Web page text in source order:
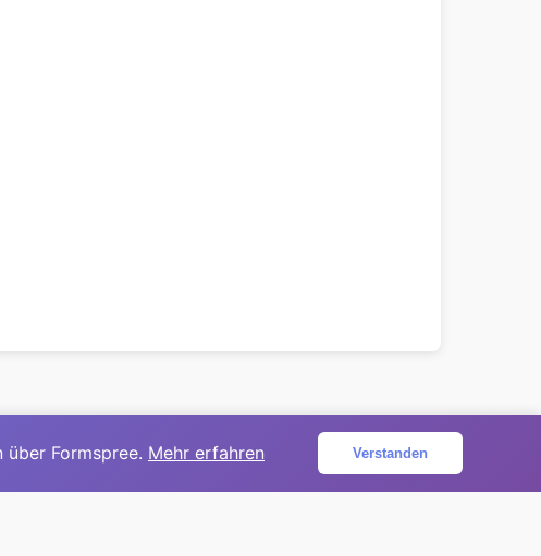
Formspree. Mehr erfahren Verstanden